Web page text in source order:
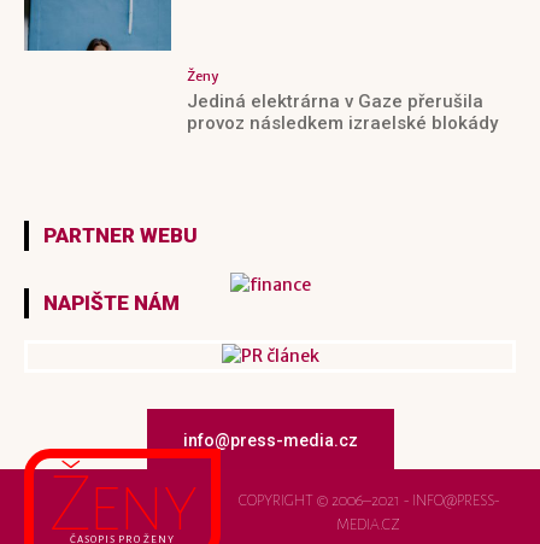
Ženy
Jediná elektrárna v Gaze přerušila
provoz následkem izraelské blokády
PARTNER WEBU
NAPIŠTE NÁM
info@press-media.cz
Ženy
ČASOPIS PRO ŽENY
COPYRIGHT © 2006–2021 - INFO@PRESS-
MEDIA.CZ